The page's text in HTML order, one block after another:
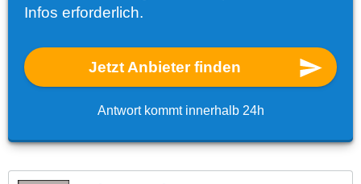
Infos erforderlich.
Jetzt Anbieter finden
Antwort kommt innerhalb 24h